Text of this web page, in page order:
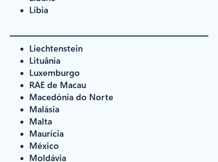
Líbia
Liechtenstein
Lituânia
Luxemburgo
RAE de Macau
Macedónia do Norte
Malásia
Malta
Maurícia
México
Moldávia